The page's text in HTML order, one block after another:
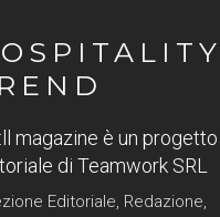
magazine è un progetto
di Teamwork SRL
Editoriale, Redazione,